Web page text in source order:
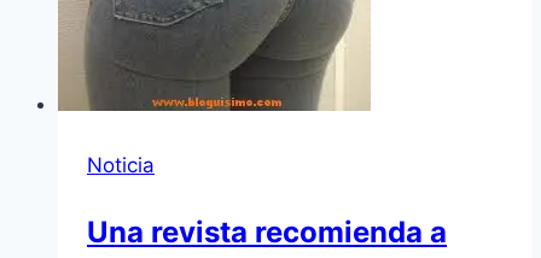
Noticia
Una revista recomienda a